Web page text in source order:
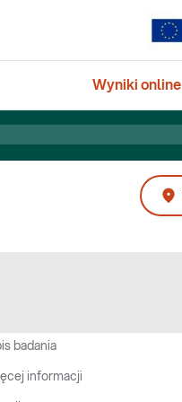
Wyniki online
badania
informacji